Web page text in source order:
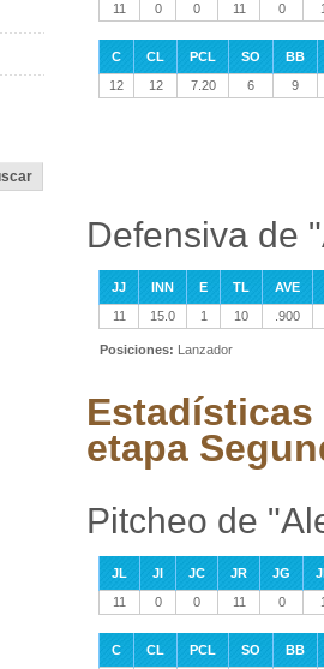
11 0 0 11 0
C CL PCL SO
BB
12
12 7.20 6 9
Defensiva de
JJ INN E TL
AVE
11
15.0 1 10 .900
Posiciones: Lanzador
Estadísticas
etapa
Pitcheo de
JL JI JC JR JG
11
0 0 11 0
C CL PCL SO
BB